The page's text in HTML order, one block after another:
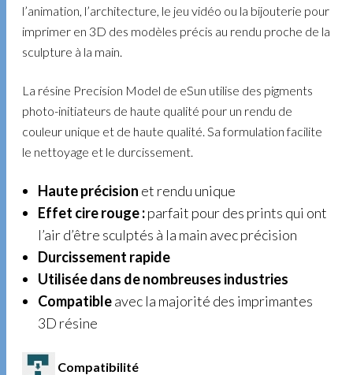
l’animation, l’architecture, le jeu vidéo ou la bijouterie pour
imprimer en 3D des modèles précis au rendu proche de la
sculpture à la main.
La résine Precision Model de eSun utilise des pigments
photo-initiateurs de haute qualité pour un rendu de
couleur unique et de haute qualité. Sa formulation facilite
le nettoyage et le durcissement.
Haute précision et rendu unique
Effet cire rouge:parfait pour des prints qui ont
l’air d’être sculptés à la main avec précision
Durcissement rapide
Utilisée dans de nombreuses industries
Compatibleavec la majorité des imprimantes
3D résine
Compatibilité